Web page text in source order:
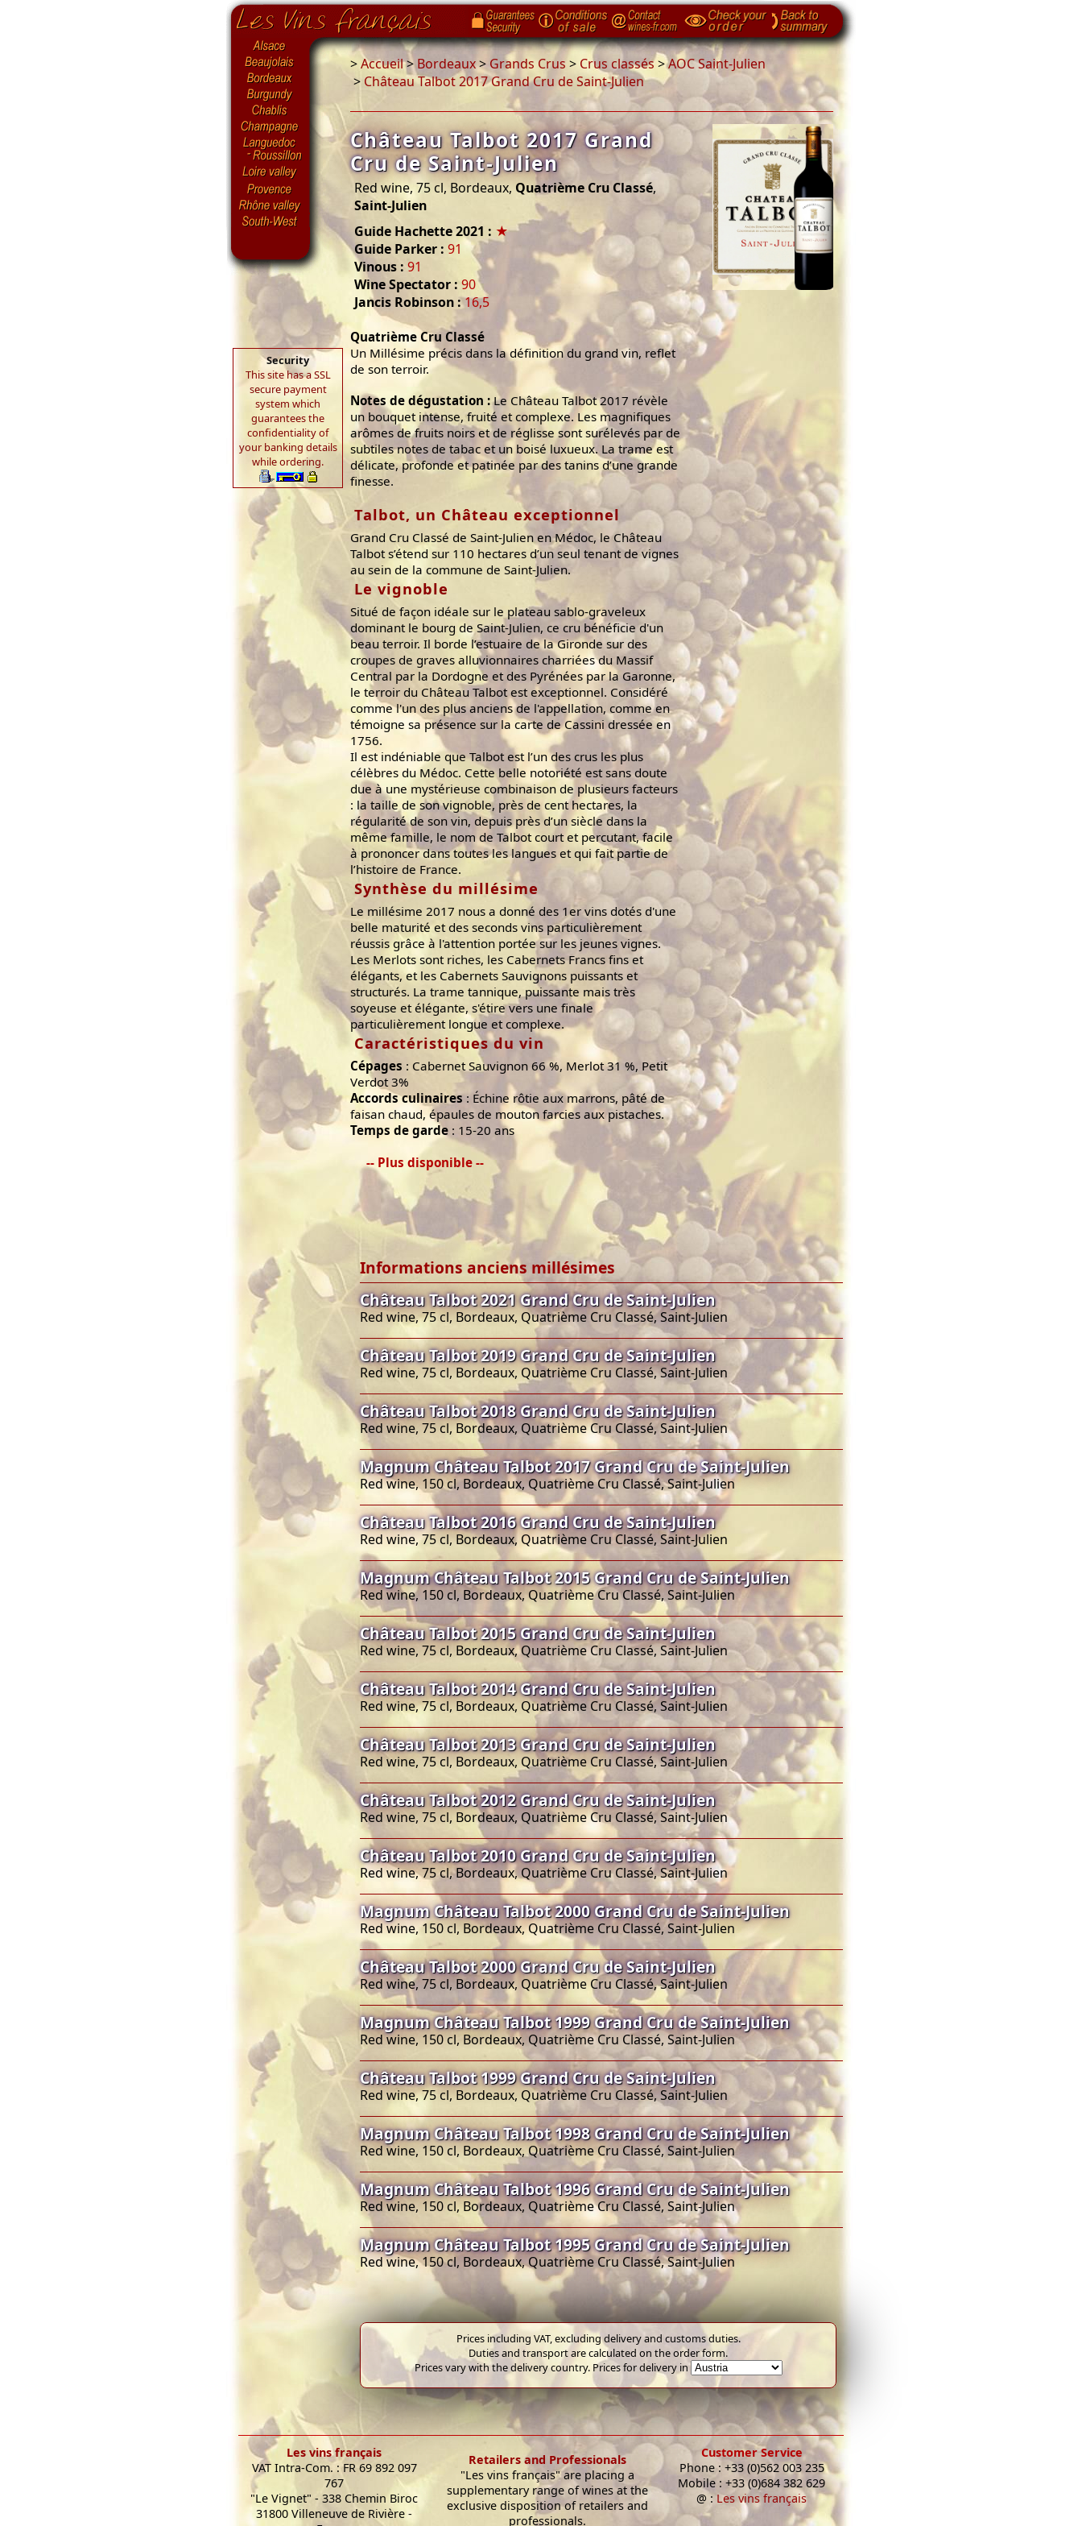
Security
This site has a SSL
secure payment
system which
guarantees the
confidentiality of
your banking details
while ordering.
>Accueil>Bordeaux> Grands Crus > Crus classés>AOC Saint-Julien
> Château Talbot 2017 Grand Cru de Saint-Julien
Château Talbot 2017 Grand
Cru de Saint-Julien
Red wine, 75 cl, Bordeaux, Quatrième Cru Classé,
Saint-Julien
Guide Hachette 2021 : ★
Guide Parker : 91
Vinous : 91
Wine Spectator : 90
Jancis Robinson :16,5
Quatrième Cru Classé
Un Millésime précis dans la définition du grand vin, reflet
de son terroir.
Notes de dégustation :Le Château Talbot 2017 révèle
un bouquet intense, fruité et complexe. Les magnifiques
arômes de fruits noirs et de réglisse sont surélevés par de
subtiles notes de tabac et un boisé luxueux. La trame est
délicate, profonde et patinée par des tanins d’une grande
finesse.
Talbot, un Château exceptionnel
Grand Cru Classé de Saint-Julien en Médoc, le Château
Talbot s’étend sur 110 hectares d’un seul tenant de vignes
au sein de la commune de Saint-Julien.
Le vignoble
Situé de façon idéale sur le plateau sablo-graveleux
dominant le bourg de Saint-Julien, ce cru bénéficie d'un
beau terroir. Il borde l’estuaire de la Gironde sur des
croupes de graves alluvionnaires charriées du Massif
Central par la Dordogne et des Pyrénées par la Garonne,
le terroir du Château Talbot est exceptionnel. Considéré
comme l'un des plus anciens de l'appellation, comme en
témoigne sa présence sur la carte de Cassini dressée en
1756.
Il est indéniable que Talbot est l’un des crus les plus
célèbres du Médoc. Cette belle notoriété est sans doute
due à une mystérieuse combinaison de plusieurs facteurs
: la taille de son vignoble, près de cent hectares, la
régularité de son vin, depuis près d’un siècle dans la
même famille, le nom de Talbot court et percutant, facile
à prononcer dans toutes les langues et qui fait partie de
l’histoire de France.
Synthèse du millésime
Le millésime 2017 nous a donné des 1er vins dotés d'une
belle maturité et des seconds vins particulièrement
réussis grâce à l'attention portée sur les jeunes vignes.
Les Merlots sont riches, les Cabernets Francs fins et
élégants, et les Cabernets Sauvignons puissants et
structurés. La trame tannique, puissante mais très
soyeuse et élégante, s'étire vers une finale
particulièrement longue et complexe.
Caractéristiques du vin
Cépages : Cabernet Sauvignon 66 %, Merlot 31 %, Petit
Verdot 3%
Accords culinaires : Échine rôtie aux marrons, pâté de
faisan chaud, épaules de mouton farcies aux pistaches.
Temps de garde : 15-20 ans
-- Plus disponible --
Informations anciens millésimes
Château Talbot 2021 Grand Cru de Saint-Julien
Red wine, 75 cl, Bordeaux, Quatrième Cru Classé, Saint-Julien
Château Talbot 2019 Grand Cru de Saint-Julien
Red wine, 75 cl, Bordeaux, Quatrième Cru Classé, Saint-Julien
Château Talbot 2018 Grand Cru de Saint-Julien
Red wine, 75 cl, Bordeaux, Quatrième Cru Classé, Saint-Julien
Magnum Château Talbot 2017 Grand Cru de Saint-Julien
Red wine, 150 cl, Bordeaux, Quatrième Cru Classé, Saint-Julien
Château Talbot 2016 Grand Cru de Saint-Julien
Red wine, 75 cl, Bordeaux, Quatrième Cru Classé, Saint-Julien
Magnum Château Talbot 2015 Grand Cru de Saint-Julien
Red wine, 150 cl, Bordeaux, Quatrième Cru Classé, Saint-Julien
Château Talbot 2015 Grand Cru de Saint-Julien
Red wine, 75 cl, Bordeaux, Quatrième Cru Classé, Saint-Julien
Château Talbot 2014 Grand Cru de Saint-Julien
Red wine, 75 cl, Bordeaux, Quatrième Cru Classé, Saint-Julien
Château Talbot 2013 Grand Cru de Saint-Julien
Red wine, 75 cl, Bordeaux, Quatrième Cru Classé, Saint-Julien
Château Talbot 2012 Grand Cru de Saint-Julien
Red wine, 75 cl, Bordeaux, Quatrième Cru Classé, Saint-Julien
Château Talbot 2010 Grand Cru de Saint-Julien
Red wine, 75 cl, Bordeaux, Quatrième Cru Classé, Saint-Julien
Magnum Château Talbot 2000 Grand Cru de Saint-Julien
Red wine, 150 cl, Bordeaux, Quatrième Cru Classé, Saint-Julien
Château Talbot 2000 Grand Cru de Saint-Julien
Red wine, 75 cl, Bordeaux, Quatrième Cru Classé, Saint-Julien
Magnum Château Talbot 1999 Grand Cru de Saint-Julien
Red wine, 150 cl, Bordeaux, Quatrième Cru Classé, Saint-Julien
Château Talbot 1999 Grand Cru de Saint-Julien
Red wine, 75 cl, Bordeaux, Quatrième Cru Classé, Saint-Julien
Magnum Château Talbot 1998 Grand Cru de Saint-Julien
Red wine, 150 cl, Bordeaux, Quatrième Cru Classé, Saint-Julien
Magnum Château Talbot 1996 Grand Cru de Saint-Julien
Red wine, 150 cl, Bordeaux, Quatrième Cru Classé, Saint-Julien
Magnum Château Talbot 1995 Grand Cru de Saint-Julien
Red wine, 150 cl, Bordeaux, Quatrième Cru Classé, Saint-Julien
Prices including VAT, excluding delivery and customs duties.
Duties and transport are calculated on the order form.
Prices vary with the delivery country. Prices for delivery in
Les vins français
VAT Intra-Com. : FR 69 892 097
767
"Le Vignet" - 338 Chemin Biroc
31800 Villeneuve de Rivière -
Retailers and Professionals
"Les vins français" are placing a
supplementary range of wines at the
exclusive disposition of retailers and
professionals.
Customer Service
Phone : +33 (0)562 003 235
Mobile : +33 (0)684 382 629
@ : Les vins français